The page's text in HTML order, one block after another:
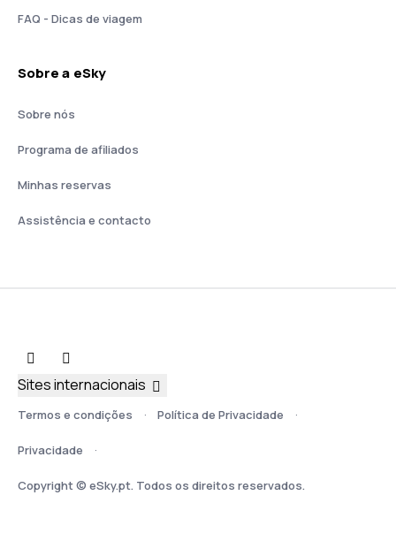
FAQ - Dicas de viagem
Sobre a eSky
Sobre nós
Programa de afiliados
Minhas reservas
Assistência e contacto
Termos e condições Política de Privacidade
Privacidade
Copyright © eSky.pt. Todos os direitos reservados.
Sites internacionais